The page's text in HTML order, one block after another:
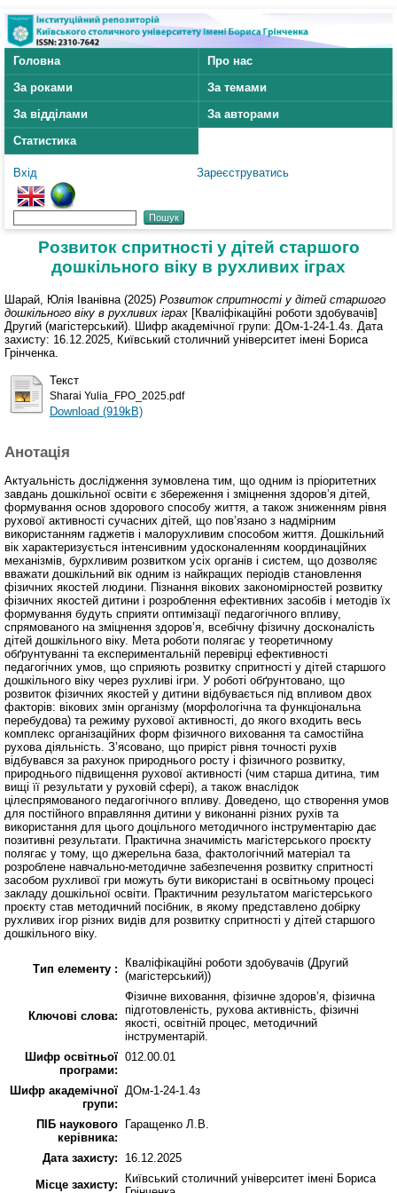
Головна
Про нас
За роками
За темами
За відділами
За авторами
Статистика
Вхід Зареєструватись
Розвиток спритності у дітей старшого
дошкільного віку в рухливих іграх
Шарай, Юлія Іванівна (2025) Розвиток спритності у дітей старшого
дошкільного віку в рухливих іграх [Кваліфікаційні роботи здобувачів]
Другий (магістерський). Шифр академічної групи: ДОм-1-24-1.4з. Дата
захисту: 16.12.2025, Київський столичний університет імені Бориса
Грінченка.
Текст
Sharai Yulia_FPO_2025.pdf
Download (919kB)
Анотація
Актуальність дослідження зумовлена тим, що одним із пріоритетних
завдань дошкільної освіти є збереження і зміцнення здоров’я дітей,
формування основ здорового способу життя, а також зниженням рівня
рухової активності сучасних дітей, що пов’язано з надмірним
використанням гаджетів і малорухливим способом життя. Дошкільний
вік характеризується інтенсивним удосконаленням координаційних
механізмів, бурхливим розвитком усіх органів і систем, що дозволяє
вважати дошкільний вік одним із найкращих періодів становлення
фізичних якостей людини. Пізнання вікових закономірностей розвитку
фізичних якостей дитини і розроблення ефективних засобів і методів їх
формування будуть сприяти оптимізації педагогічного впливу,
спрямованого на зміцнення здоров’я, всебічну фізичну досконалість
дітей дошкільного віку. Мета роботи полягає у теоретичному
обґрунтуванні та експериментальній перевірці ефективності
педагогічних умов, що сприяють розвитку спритності у дітей старшого
дошкільного віку через рухливі ігри. У роботі обґрунтовано, що
розвиток фізичних якостей у дитини відбувається під впливом двох
факторів: вікових змін організму (морфологічна та функціональна
перебудова) та режиму рухової активності, до якого входить весь
комплекс організаційних форм фізичного виховання та самостійна
рухова діяльність. З’ясовано, що приріст рівня точності рухів
відбувався за рахунок природнього росту і фізичного розвитку,
природнього підвищення рухової активності (чим старша дитина, тим
вищі її результати у руховій сфері), а також внаслідок
цілеспрямованого педагогічного впливу. Доведено, що створення умов
для постійного вправляння дитини у виконанні різних рухів та
використання для цього доцільного методичного інструментарію дає
позитивні результати. Практична значимість магістерського проєкту
полягає у тому, що джерельна база, фактологічний матеріал та
розроблене навчально-методичне забезпечення розвитку спритності
засобом рухливої гри можуть бути використані в освітньому процесі
закладу дошкільної освіти. Практичним результатом магістерського
проєкту став методичний посібник, в якому представлено добірку
рухливих ігор різних видів для розвитку спритності у дітей старшого
дошкільного віку.
Тип елементу :
Кваліфікаційні роботи здобувачів (Другий
(магістерський))
Ключові слова:
Фізичне виховання, фізичне здоров’я, фізична
підготовленість, рухова активність, фізичні
якості, освітній процес, методичний
інструментарій.
Шифр освітньої
програми:
012.00.01
Шифр академічної
групи:
ДОм-1-24-1.4з
ПІБ наукового
керівника:
Гаращенко Л.В.
Дата захисту:
16.12.2025
Місце захисту:
Київський столичний університет імені Бориса